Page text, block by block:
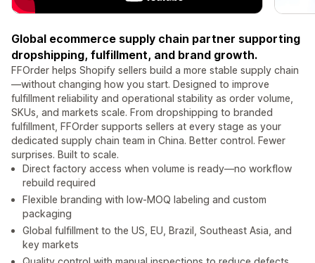
Global ecommerce supply chain partner supporting
dropshipping, fulfillment, and brand growth.
FFOrder helps Shopify sellers build a more stable supply chain
—without changing how you start. Designed to improve
fulfillment reliability and operational stability as order volume,
SKUs, and markets scale. From dropshipping to branded
fulfillment, FFOrder supports sellers at every stage as your
dedicated supply chain team in China. Better control. Fewer
surprises. Built to scale.
Direct factory access when volume is ready—no workflow
rebuild required
Flexible branding with low-MOQ labeling and custom
packaging
Global fulfillment to the US, EU, Brazil, Southeast Asia, and
key markets